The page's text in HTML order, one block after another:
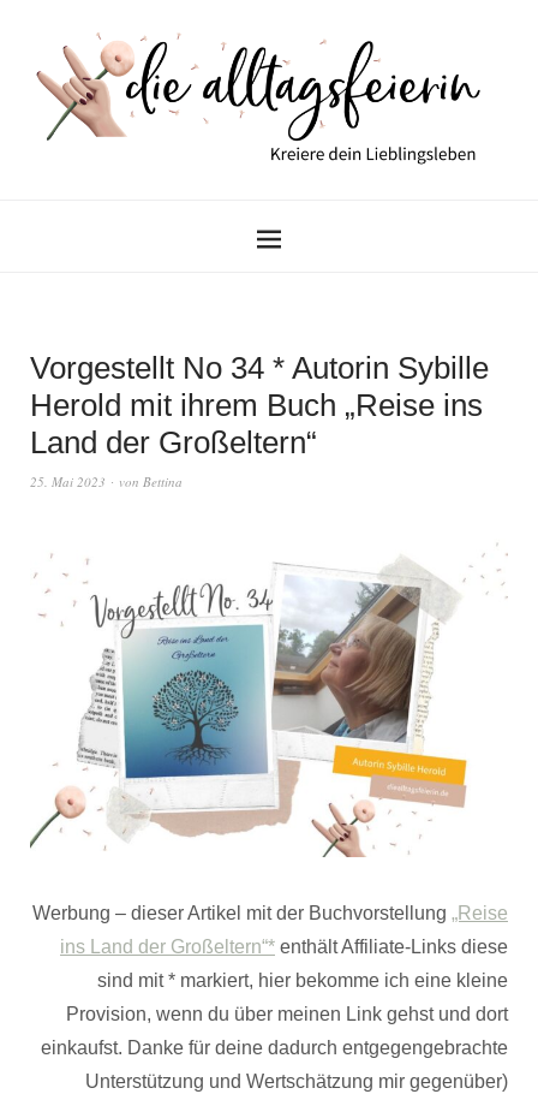
Vorgestellt No 34 * Autorin Sybille
Herold mit ihrem Buch „Reise ins
Land der Großeltern“
25. Mai 2023 von Bettina
Werbung – dieser Artikel mit der Buchvorstellung „Reise
ins Land der Großeltern“* enthält Affiliate-Links diese
sind mit * markiert, hier bekomme ich eine kleine
Provision, wenn du über meinen Link gehst und dort
einkaufst. Danke für deine dadurch entgegengebrachte
Unterstützung und Wertschätzung mir gegenüber)